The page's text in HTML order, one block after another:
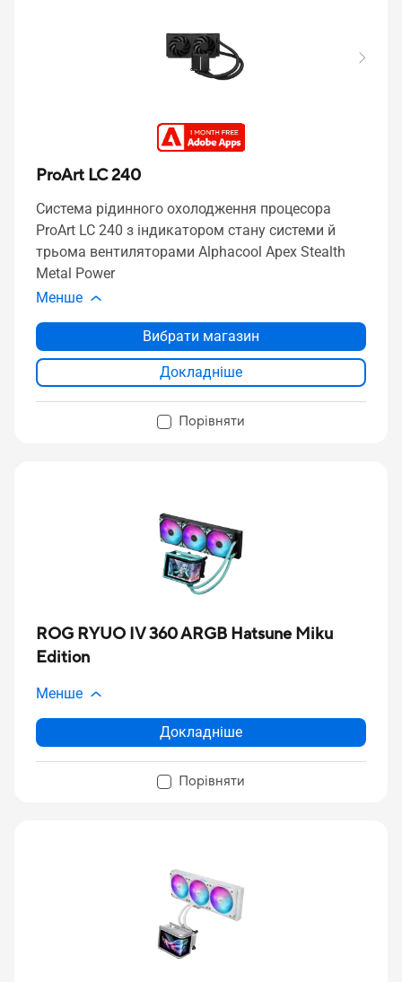
ProArt LC 240
Система рідинного охолодження процесора
ProArt LC 240 з індикатором стану системи й
трьома вентиляторами Alphacool Apex Stealth
Metal Power
Менше
Вибрати магазин
Докладніше
Порівняти
ROG RYUO IV 360 ARGB Hatsune Miku
Edition
Менше
Докладніше
Порівняти